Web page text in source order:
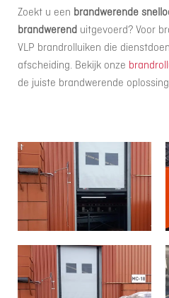
Zoekt u een brandwerende
brandwerend uitgevoerd? Voor
VLP brandrolluiken die
afscheiding. Bekijk onze
de juiste brandwerende